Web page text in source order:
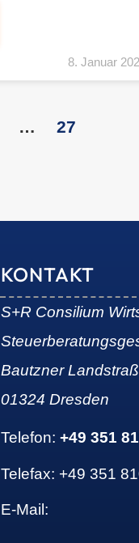
8. Januar
… 27
KONTAKT
S+R Consilium
Bautzner
01324 Dresden
Telefon: +49 351
Telefax: +49 351
E-Mail: